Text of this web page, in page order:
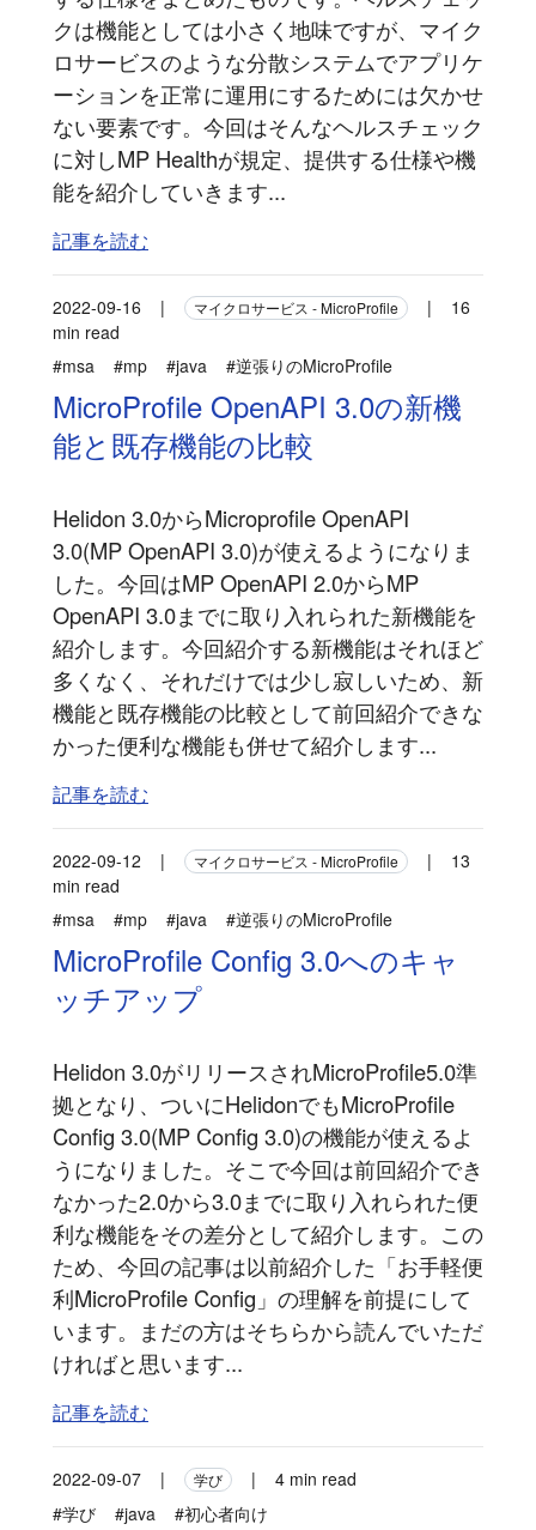
クは機能としては小さく地味ですが、マイク
ロサービスのような分散システムでアプリケ
ーションを正常に運用にするためには欠かせ
ない要素です。今回はそんなヘルスチェック
に対しMP Healthが規定、提供する仕様や機
能を紹介していきます...
記事を読む
2022-09-16 | マイクロサービス - MicroProfile |
16
min read
#msa
#mp #java #逆張りのMicroProfile
MicroProfile OpenAPI 3.0の新機
能と既存機能の比較
Helidon 3.0からMicroprofile OpenAPI
3.0(MP OpenAPI 3.0)が使えるようになりま
した。今回はMP OpenAPI 2.0からMP
OpenAPI 3.0までに取り入れられた新機能を
紹介します。今回紹介する新機能はそれほど
多くなく、それだけでは少し寂しいため、新
機能と既存機能の比較として前回紹介できな
かった便利な機能も併せて紹介します...
記事を読む
2022-09-12 | マイクロサービス - MicroProfile |
13
min read
#msa
#mp #java #逆張りのMicroProfile
MicroProfile Config 3.0へのキャ
ッチアップ
Helidon 3.0がリリースされMicroProfile5.0準
拠となり、ついにHelidonでもMicroProfile
Config 3.0(MP Config 3.0)の機能が使えるよ
うになりました。そこで今回は前回紹介でき
なかった2.0から3.0までに取り入れられた便
利な機能をその差分として紹介します。この
ため、今回の記事は以前紹介した「お手軽便
利MicroProfile Config」の理解を前提にして
います。まだの方はそちらから読んでいただ
ければと思います...
記事を読む
2022-09-07 | 学び |
4 min read
#学び
#java #初心者向け